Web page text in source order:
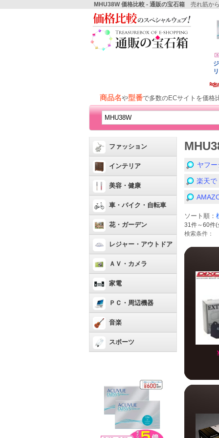
MHU38W 価格比較 - 通販の宝石箱 売れ筋か
商品名や型番で多数のECサイトを価
ファッション
インテリア
美容・健康
車・バイク・自転車
花・ガーデン
レジャー・アウトドア
ＡＶ・カメラ
家電
ＰＣ・周辺機器
音楽
スポーツ
ヤフ
楽天で
ソート順：
31件～60件
検索条件：